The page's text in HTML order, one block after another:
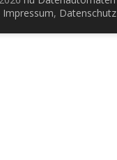
Impressum, Datenschutz